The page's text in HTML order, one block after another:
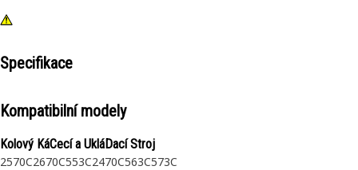
Specifikace
Kompatibilní modely
Kolový KáCecí a UkláDací Stroj
2570C2670C553C2470C563C573C